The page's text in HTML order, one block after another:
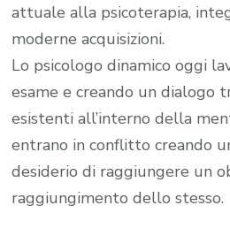
attuale alla psicoterapia,
moderne acquisizioni.
Lo psicologo dinamico oggi
esame e creando un dialogo
esistenti all’interno della
entrano in conflitto creando
desiderio di raggiungere un
raggiungimento dello stesso.